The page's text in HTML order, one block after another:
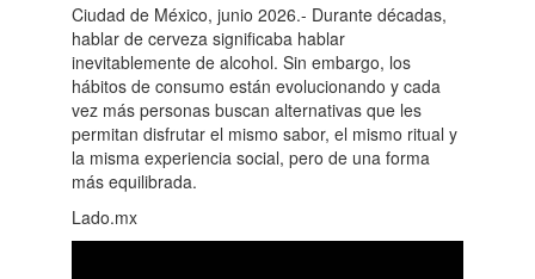
Ciudad de México, junio 2026.- Durante décadas,
hablar de cerveza significaba hablar
inevitablemente de alcohol. Sin embargo, los
hábitos de consumo están evolucionando y cada
vez más personas buscan alternativas que les
permitan disfrutar el mismo sabor, el mismo ritual y
la misma experiencia social, pero de una forma
más equilibrada.
Lado.mx